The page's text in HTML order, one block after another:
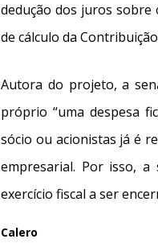
dedução dos juros sobre
de cálculo da
Autora do projeto, a
próprio “uma despesa
sócio ou acionistas já é
empresarial. Por isso,
exercício fiscal a ser
Calero